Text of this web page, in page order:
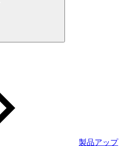
製品アップ